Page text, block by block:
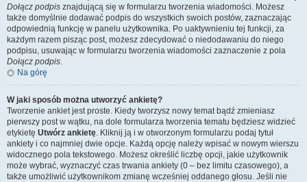
Dołącz podpis znajdującą się w formularzu tworzenia wiadomości. Możesz
także domyślnie dodawać podpis do wszystkich swoich postów, zaznaczając
odpowiednią funkcję w panelu użytkownika. Po uaktywnieniu tej funkcji, za
każdym razem pisząc post, możesz zdecydować o niedodawaniu do niego
podpisu, usuwając w formularzu tworzenia wiadomości zaznaczenie z pola
Dołącz podpis.
Na górę
W jaki sposób można utworzyć ankietę?
Tworzenie ankiet jest proste. Kiedy tworzysz nowy temat bądź zmieniasz
pierwszy post w wątku, na dole formularza tworzenia tematu będziesz widzieć
etykietę Utwórz ankietę. Kliknij ją i w otworzonym formularzu podaj tytuł
ankiety i co najmniej dwie opcje. Każdą opcję należy wpisać w nowym wierszu
widocznego pola tekstowego. Możesz określić liczbę opcji, jakie użytkownik
może wybrać, wyznaczyć czas trwania ankiety (0 – bez limitu czasowego), a
także umożliwić użytkownikom zmianę wcześniej oddanego głosu. Jeśli nie